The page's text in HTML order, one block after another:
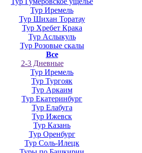
Тур Иремель
Тур Шихан Торатау
Тур Хребет Крака
Тур Аслыкуль
Тур Розовые скалы
Все
2-3 Дневные
Тур Иремель
Тур Тургояк
Тур Аркаим
Тур Екатеринбург
Тур Елабуга
Тур Ижевск
Тур Казань
Тур Оренбург
Тур Соль-Илецк